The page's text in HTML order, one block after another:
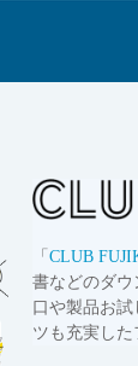
「 CLUB
書などのダウ
口や製品お
ツも充実した